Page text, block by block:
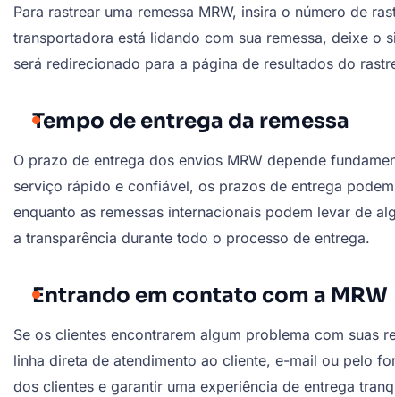
Para rastrear uma remessa MRW, insira o número de
transportadora está lidando com sua remessa, deixe o
será redirecionado para a página de resultados do
Tempo de entrega da remessa
O prazo de entrega dos envios MRW depende
serviço rápido e confiável, os prazos de entrega
enquanto as remessas internacionais podem levar de
a transparência durante todo o processo de entrega.
Entrando em contato com a MRW
Se os clientes encontrarem algum problema com suas
linha direta de atendimento ao cliente, e-mail ou pelo
dos clientes e garantir uma experiência de entrega